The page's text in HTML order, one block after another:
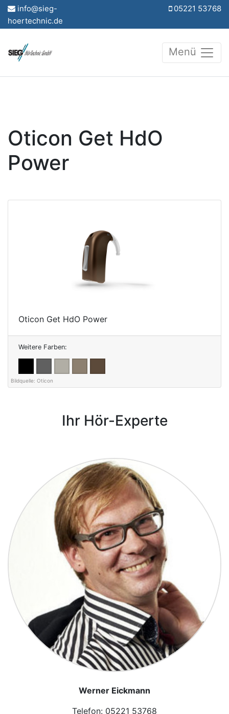
info@sieg-
hoertechnic.de
05221 53768
Menü
Oticon Get HdO
Power
Oticon Get HdO Power
Weitere Farben:
Ihr Hör-Experte
Werner Eickmann
Telefon: 05221 53768